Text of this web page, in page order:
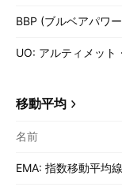
BBP (ブルベアパワ
UO: アルティメッ
移動平均
名前
EMA: 指数移動平均